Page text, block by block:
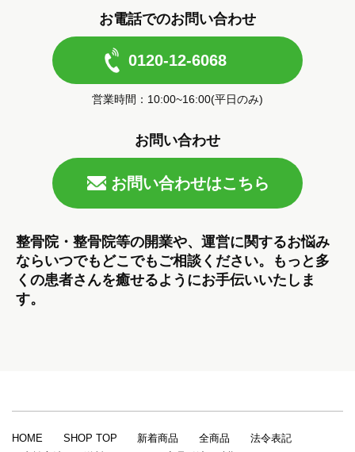
お電話でのお問い合わせ
0120-12-6068
営業時間：10:00~16:00(平日のみ)
お問い合わせ
お問い合わせはこちら
整骨院・整骨院等の開業や、運営に関するお悩み
ならいつでもどこでもご相談ください。もっと多
くの患者さんを癒せるようにお手伝いいたしま
す。
HOME SHOP TOP 新着商品 全商品
法令表記